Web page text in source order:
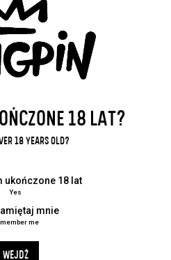
09-14
WPISÓW
categories
18 LAT?
18 YEARS OLD?
ukończone 18 lat
Yes
mnie
me
WEJDŹ